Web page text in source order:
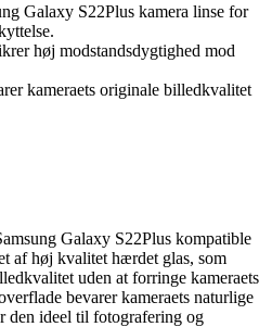
Galaxy S22Plus kamera linse for
høj modstandsdygtighed mod
kameraets originale billedkvalitet
Galaxy S22Plus kompatible
af høj kvalitet hærdet glas, som
uden at forringe kameraets
bevarer kameraets naturlige
den ideel til fotografering og